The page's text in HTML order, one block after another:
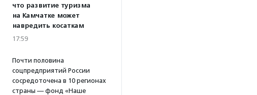
что развитие туризма
на Камчатке может
навредить косаткам
17:59
Почти половина
соцпредприятий России
сосредоточена в 10 регионах
страны — фонд «Наше